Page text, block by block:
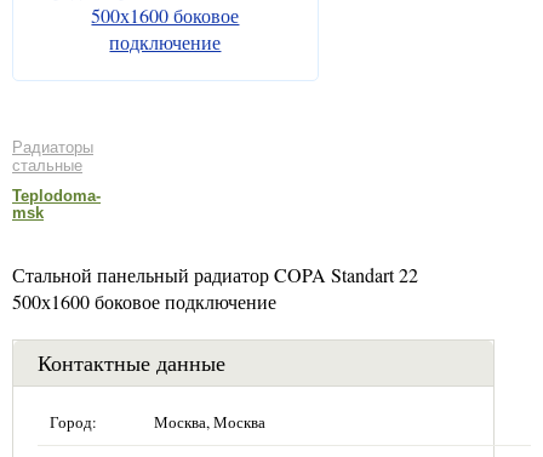
Радиаторы
стальные
Teplodoma-
msk
Стальной панельный радиатор COPA Standart 22
500х1600 боковое подключение
Контактные данные
Город: Москва, Москва